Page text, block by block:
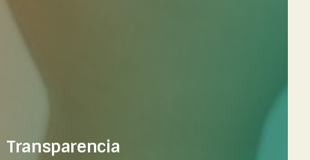
Transparencia